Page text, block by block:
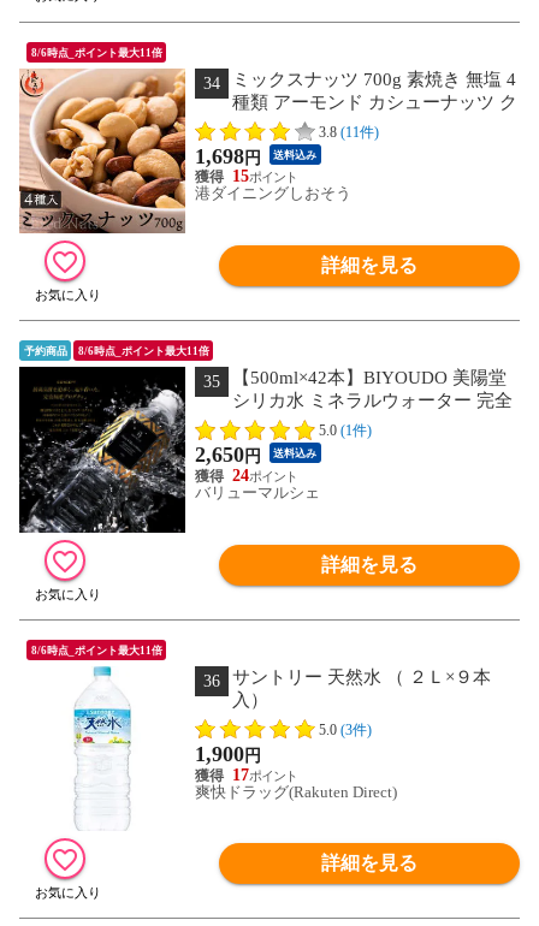
8/6時点_ポイント最大11倍
34
ミックスナッツ 700g 素焼き 無塩 4
種類 アーモンド カシューナッツ ク
ルミ マカダミアナッツ 食塩不使用 加工
オイル不使用
3.8 (11件)
1,698円 送料込み
15
港ダイニングしおそう
詳細を見る
予約商品 8/6時点_ポイント最大11倍
35
【500ml×42本】BIYOUDO 美陽堂
シリカ水 ミネラルウォーター 完全
国産天然水
5.0 (1件)
2,650円 送料込み
24
バリューマルシェ
詳細を見る
8/6時点_ポイント最大11倍
36
サントリー 天然水 （ ２Ｌ×９本
入）
5.0 (3件)
1,900円
17
爽快ドラッグ(Rakuten Direct)
詳細を見る